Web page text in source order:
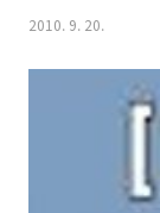
라이스나 올블릿등
리스트 위젯으로 편
스 영역인 상단 우
젯을 이용 대체하
올포스트에 가입이
있는 위젯메뉴로
2010. 9. 20.